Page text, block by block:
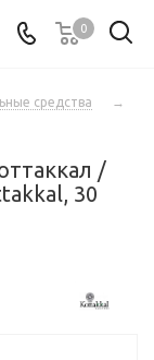
0
средства
→
/
30